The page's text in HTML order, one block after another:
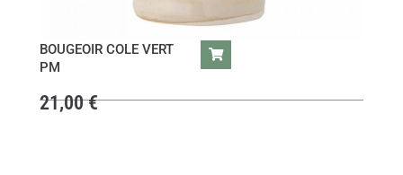
BOUGEOIR COLE VERT
PM
21,00€